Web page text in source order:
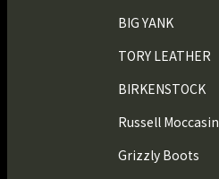
BIG YANK
TORY LEATHER
BIRKENSTOCK
Russell Moccasin
Grizzly Boots